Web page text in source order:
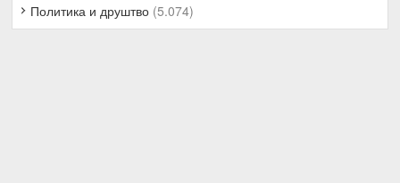
Политика и друштво (5.074)